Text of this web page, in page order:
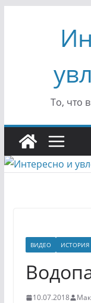
содержимому
То, что
ВИДЕО ИСТОРИЯ
10.07.2018